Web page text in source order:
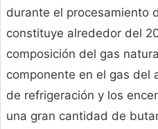
durante el procesamiento
constituye alrededor del
composición del gas
componente en el gas del
de refrigeración y los
una gran cantidad de